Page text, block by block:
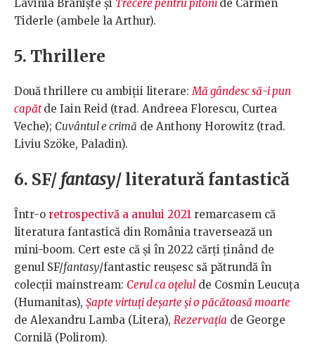
Lavinia Braniște și Trecere pentru pitoni de Carmen
Tiderle (ambele la Arthur).
5. Thrillere
Două thrillere cu ambiții literare:Mă gândesc să-i pun
capăt de Iain Reid (trad. Andreea Florescu, Curtea
Veche); Cuvântul e crimă de Anthony Horowitz (trad.
Liviu Szöke, Paladin).
6. SF/ fantasy/ literatură fantastică
Într-o retrospectivă a anului 2021 remarcasem că
literatura fantastică din România traversează un
mini-boom. Cert este că și în 2022 cărți ținând de
genul SF/fantasy/fantastic reușesc să pătrundă în
colecții mainstream: Cerul ca oțelul de Cosmin Leucuța
(Humanitas), Șapte virtuți deșarte și o păcătoasă moarte
de Alexandru Lamba (Litera), Rezervația de George
Cornilă (Polirom).